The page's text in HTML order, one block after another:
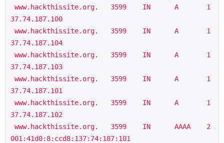
37.74.187.100
37.74.187.104
37.74.187.103
37.74.187.101
37.74.187.102
001:41d0:8:ccd8:137:74:187:101